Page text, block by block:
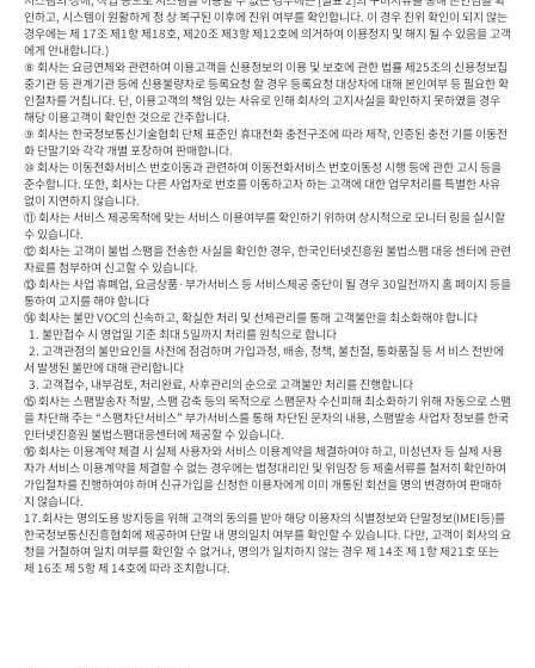
인하고, 시스템이 원활하게 정 상 복구된 이후에 진위 여부를 확인합니다. 이 경우 진위 확인이 되지 않는
경우에는 제 17조 제1항 제18호, 제20조 제3항 제12호에 의거하여 이용정지 및 해지 될 수 있음을 고객
에게 안내합니다.)
⑧ 회사는 요금연체와 관련하여 이용고객을 신용정보의 이용 및 보호에 관한 법률 제25조의 신용정보집
중기관 등 관계기관 등에 신용불량자로 등록요청 할 경우 등록요청 대상자에 대해 본인여부 등 필요한 확
인절차를 거칩니다. 단, 이용고객의 책임 있는 사유로 인해 회사의 고지사실을 확인하지 못하였을 경우
해당 이용고객이 확인한 것으로 간주합니다.
⑨ 회사는 한국정보통신기술협회 단체 표준인 휴대전화 충전구조에 따라 제작, 인증된 충전 기를 이동전
화 단말기와 각각 개별 포장하여 판매합니다.
⑩ 회사는 이동전화서비스 번호이동과 관련하여 이동전화서비스 번호이동성 시행 등에 관한 고시 등을
준수합니다. 또한, 회사는 다른 사업자로 번호를 이동하고자 하는 고객에 대한 업무처리를 특별한 사유
없이 지연하지 않습니다.
⑪ 회사는 서비스 제공목적에 맞는 서비스 이용여부를 확인하기 위하여 상시적으로 모니터 링을 실시할
수 있습니다.
⑫ 회사는 고객이 불법 스팸을 전송한 사실을 확인한 경우, 한국인터넷진흥원 불법스팸 대응 센터에 관련
자료를 첨부하여 신고할 수 있습니다.
⑬ 회사는 사업 휴폐업, 요금상품·부가서비스 등 서비스제공 중단이 될 경우 30일전까지 홈 페이지 등을
통하여 고지를 해야 합니다
⑭ 회사는 불만 VOC의 신속하고, 확실한 처리 및 선제관리를 통해 고객불만을 최소화해야 합니다
서 발생된 불만에 대해 관리합니다
⑮ 회사는 스팸발송자 적발, 스팸 감축 등의 목적으로 스팸문자 수신피해 최소화하기 위해 자동으로 스팸
을 차단해 주는 “스팸차단서비스” 부가서비스를 통해 차단된 문자의 내용, 스팸발송 사업자 정보를 한국
인터넷진흥원 불법스팸대응센터에 제공할 수 있습니다.
⑯ 회사는 이용계약 체결 시 실제 사용자와 서비스 이용계약을 체결하여야 하고, 미성년자 등 실제 사용
자가 서비스 이용계약을 체결할 수 없는 경우에는 법정대리인 및 위임장 등 제출서류를 철저히 확인하여
가입절차를 진행하여야 하며 신규가입을 신청한 이용자에게 이미 개통된 회선을 명의 변경하여 판매하
지 않습니다.
17.회사는 명의도용 방지등을 위해 고객의 동의를 받아 해당 이용자의 식별정보와 단말정보(IMEI등)를
한국정보통신진흥협회에 제공하여 단말 내 명의일치 여부를 확인할 수 있습니다. 다만, 고객이 회사의 요
청을 거절하여 일치 여부를 확인할 수 없거나, 명의가 일치하지 않는 경우 제 14조 제 1항 제21호 또는
제 16조 제 5항 제 14호에 따라 조치합니다.